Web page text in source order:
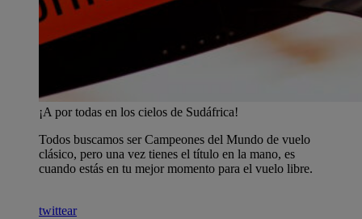
¡A por todas en los cielos de Sudáfrica!
Todos buscamos ser Campeones del Mundo de vuelo
clásico, pero una vez tienes el título en la mano, es
cuando estás en tu mejor momento para el vuelo libre.
twittear